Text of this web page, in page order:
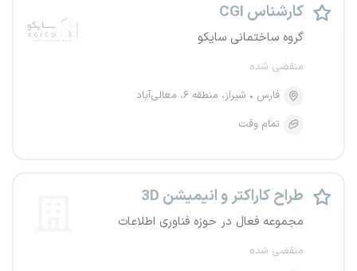
کارشناس CGI
گروه ساختمانی سایکو
منقضی شده
فارس
شیراز، منطقه ۶، معالی‌آباد
تمام وقت
طراح کاراکتر و انیمیشن 3D
مجموعه فعال در حوزه فناوری اطلاعات
منقضی شده